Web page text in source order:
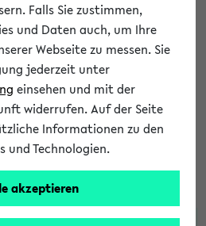
welches Sie für Ihre Sitzung
Sie auch die weiteren
Adresse, um mit einer
auf die Vorlesungszeiten
finden Sie hier
ws/calendar?vz
Falls Sie zustimmen,
und Daten auch, um Ihre
Webseite zu messen. Sie
jederzeit unter
einsehen und mit der
widerrufen. Auf der Seite
Informationen zu den
und Technologien.
akzeptieren